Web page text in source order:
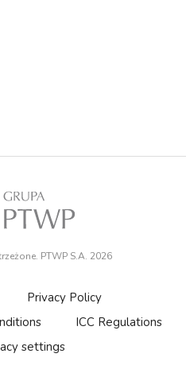
PTWP S.A. 2026
Privacy Policy
ICC Regulations
settings